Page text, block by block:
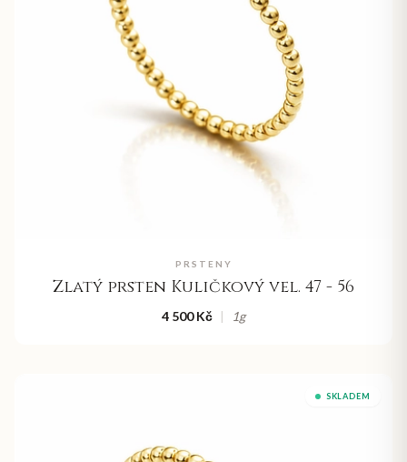
PRSTENY
Zlatý prsten Kuličkový vel. 47 - 56
4 500 Kč | 1g
SKLADEM